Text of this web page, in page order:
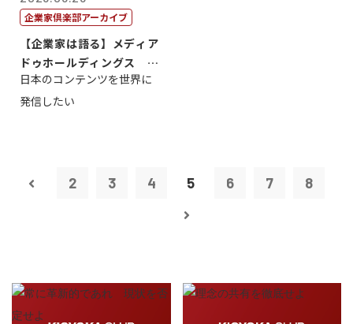
企業家倶楽部アーカイブ
【企業家は語る】メディア
ドゥホールディングス 代
表取締役社長...
日本のコンテンツを世界に
発信したい
2 3 4 5 6 7 8